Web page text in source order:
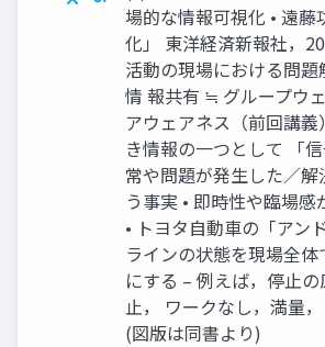
場的な情報可視化 • 遠藤
化」 東洋経済新報社，
活動の現場における問題
情 報共有 ≒ グループウ
アウェアネス（前回講義
き情報の一つとして 「
常や問題が発生した／解
う事実 • 即時性や臨場感
• トヨタ自動車の「アン
ラインの状態を現場全体
にする – 例えば，停止
止， ワークなし，満量
(図版は同書より)